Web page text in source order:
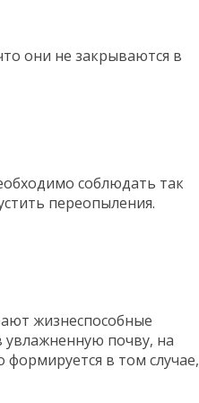
они не закрываются в
соблюдать так
переопыления.
жизнеспособные
почву, на
формируется в том случае,